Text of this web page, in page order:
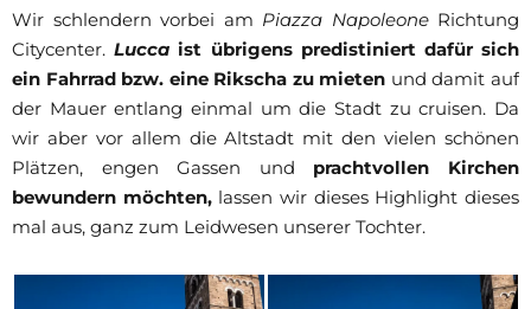
Wir schlendern vorbei am Piazza NapoleoneRichtung
Citycenter.Lucca ist übrigens predistiniert dafür sich
ein Fahrrad bzw. eine Rikscha zu mieten und damit auf
der Mauer entlang einmal um die Stadt zu cruisen. Da
wir aber vor allem die Altstadt mit den vielen schönen
Plätzen, engen Gassen und prachtvollen Kirchen
bewundern möchten,lassen wir dieses Highlight dieses
mal aus, ganz zum Leidwesen unserer Tochter.